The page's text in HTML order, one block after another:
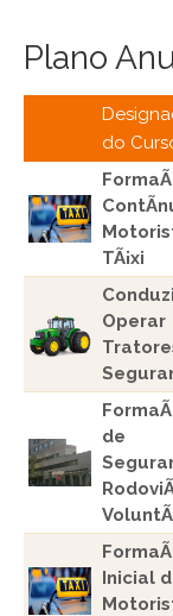
Plano
do
TÃ¡xi
Operar
de
Inicial